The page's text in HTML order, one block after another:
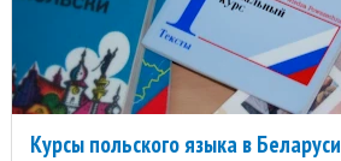
Курсы польского языка в Беларуси